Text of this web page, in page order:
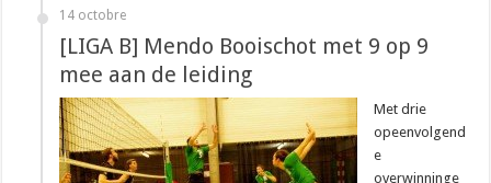
14 octobre
[LIGA B] Mendo Booischot met 9 op 9
mee aan de leiding
Met drie
opeenvolgend
e
overwinninge